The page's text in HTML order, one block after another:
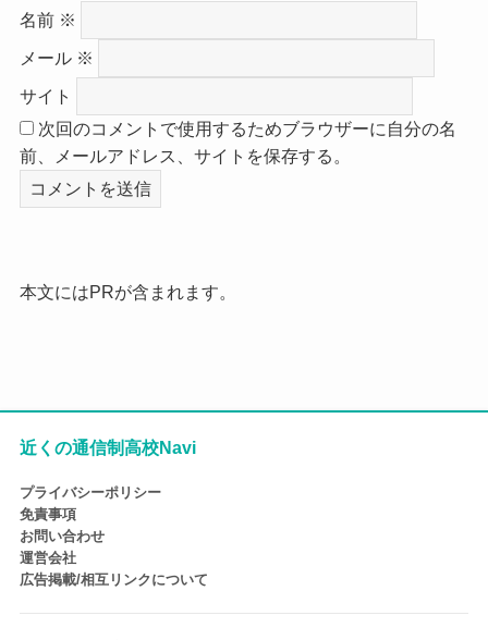
名前 ※
メール ※
サイト
次回のコメントで使用するためブラウザーに自分の名
前、メールアドレス、サイトを保存する。
本文にはPRが含まれます。
近くの通信制高校Navi
プライバシーポリシー
免責事項
お問い合わせ
運営会社
広告掲載/相互リンクについて